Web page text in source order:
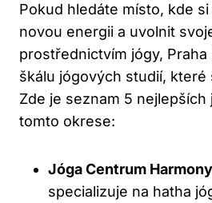
Pokud hledáte místo, kde
novou energii a uvolnit
prostřednictvím jógy, Praha
škálu jógových studií, které
Zde je seznam 5
tomto okrese:
Jóga Centrum Harmony
specializuje na hatha